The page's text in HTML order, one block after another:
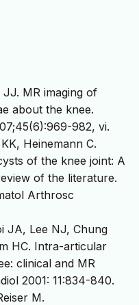
JJ. MR imaging of
about the knee.
982, vi.
Heinemann C.
of the knee joint: A
of the literature.
Arthrosc
JA, Lee NJ, Chung
HC. Intra-articular
clinical and MR
2001: 11:834-840.
M.